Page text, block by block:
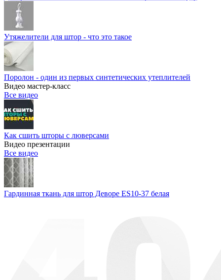
Утяжелители для штор - что это такое
Поролон - один из первых синтетических утеплителей
Видео мастер-класс
Все видео
Как сшить шторы с люверсами
Видео презентации
Все видео
Гардинная ткань для штор Деворе ES10-37 белая